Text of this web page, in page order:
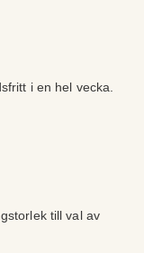
i en hel vecka.
till val av